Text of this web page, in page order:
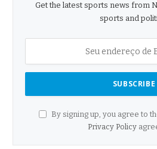
Get the latest sports news from
sports and
By signing up, you agree to
Privacy Policy